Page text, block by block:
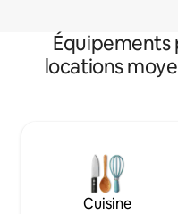
Équipements
locations
Cuisine